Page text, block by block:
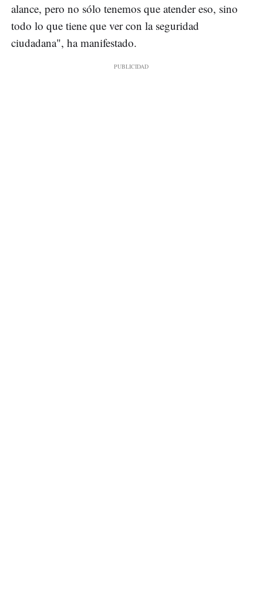
alance, pero no sólo tenemos que atender eso, sino
todo lo que tiene que ver con la seguridad
ciudadana", ha manifestado.